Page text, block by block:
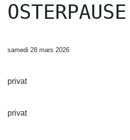
OSTERPAUSE
samedi 28 mars 2026
privat
privat